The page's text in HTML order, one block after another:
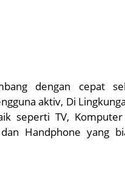
dengan cepat
aktiv, Di
seperti TV,
Handphone yang